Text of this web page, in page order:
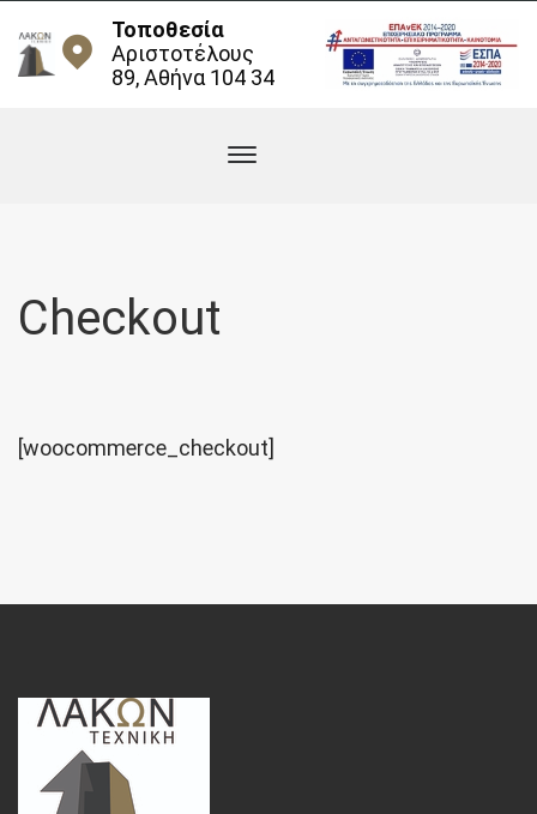
Τοποθεσία
Αριστοτέλους
89, Αθήνα 104 34
Checkout
[woocommerce_checkout]